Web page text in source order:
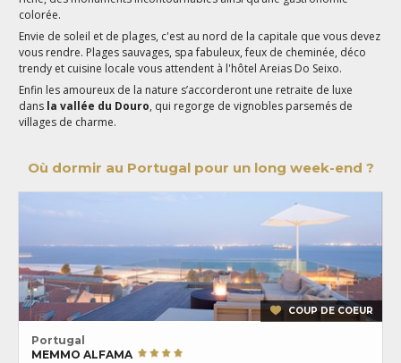
colorée.
Envie de soleil et de plages, c'est au nord de la capitale que vous devez
vous rendre. Plages sauvages, spa fabuleux, feux de cheminée, déco
trendy et cuisine locale vous attendent à l'hôtel Areias Do Seixo.
Enfin les amoureux de la nature s’accorderont une retraite de luxe
dans la vallée du Douro, qui regorge de vignobles parsemés de
villages de charme.
Où dormir au Portugal pour un long week-end ?
COUP DE COEUR
Portugal
MEMMO ALFAMA